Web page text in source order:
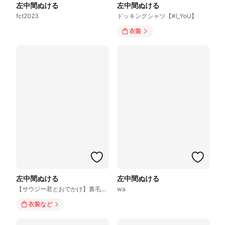
左中間ぬける
fct2023
左中間ぬける
ドッキングシャツ【#I_YoU】
衣装
左中間ぬける
【サウジー君とおでかけ】裏毛ハーフジップスウェット/サウジー
衣装など
左中間ぬける
wa